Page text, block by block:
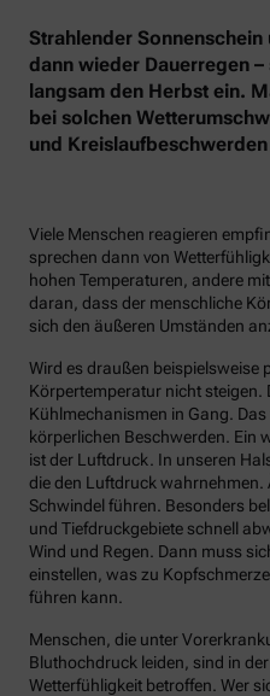
Strahlender
dann wieder Dauerregen
langsam den Herbst ein.
bei solchen
und
Viele Menschen reagieren
sprechen dann von
hohen Temperaturen, andere
daran, dass der menschliche
sich den äußeren Umständen
Wird es draußen beispielsweise
Körpertemperatur nicht steigen.
Kühlmechanismen in Gang.
körperlichen Beschwerden. Ein
ist der Luftdruck. In unseren
die den Luftdruck wahrnehmen.
Schwindel führen. Besonders
und Tiefdruckgebiete schnell
Wind und Regen. Dann muss
einstellen, was zu
führen kann.
Menschen, die unter
Bluthochdruck leiden, sind in
Wetterfühligkeit betroffen. Wer